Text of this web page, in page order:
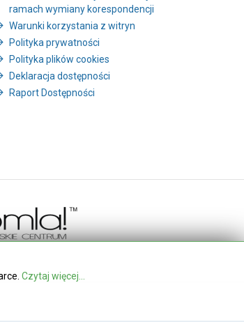
ramach wymiany korespondencji
Warunki korzystania z witryn
Polityka prywatności
Polityka plików cookies
Deklaracja dostępności
Raport Dostępności
Czytaj więcej...